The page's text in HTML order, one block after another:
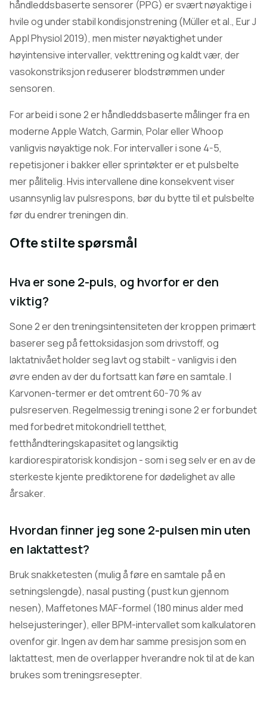
håndleddsbaserte sensorer (PPG) er svært nøyaktige i
hvile og under stabil kondisjonstrening (Müller et al., Eur J
Appl Physiol 2019), men mister nøyaktighet under
høyintensive intervaller, vekttrening og kaldt vær, der
vasokonstriksjon reduserer blodstrømmen under
sensoren.
For arbeid i sone 2 er håndleddsbaserte målinger fra en
moderne Apple Watch, Garmin, Polar eller Whoop
vanligvis nøyaktige nok. For intervaller i sone 4-5,
repetisjoner i bakker eller sprintøkter er et pulsbelte
mer pålitelig. Hvis intervallene dine konsekvent viser
usannsynlig lav pulsrespons, bør du bytte til et pulsbelte
før du endrer treningen din.
Ofte stilte spørsmål
Hva er sone 2-puls, og hvorfor er den
viktig?
Sone 2 er den treningsintensiteten der kroppen primært
baserer seg på fettoksidasjon som drivstoff, og
laktatnivået holder seg lavt og stabilt - vanligvis i den
øvre enden av der du fortsatt kan føre en samtale. I
Karvonen-termer er det omtrent 60-70 % av
pulsreserven. Regelmessig trening i sone 2 er forbundet
med forbedret mitokondriell tetthet,
fetthåndteringskapasitet og langsiktig
kardiorespiratorisk kondisjon - som i seg selv er en av de
sterkeste kjente prediktorene for dødelighet av alle
årsaker.
Hvordan finner jeg sone 2-pulsen min uten
en laktattest?
Bruk snakketesten (mulig å føre en samtale på en
setningslengde), nasal pusting (pust kun gjennom
nesen), Maffetones MAF-formel (180 minus alder med
helsejusteringer), eller BPM-intervallet som kalkulatoren
ovenfor gir. Ingen av dem har samme presisjon som en
laktattest, men de overlapper hverandre nok til at de kan
brukes som treningsresepter.